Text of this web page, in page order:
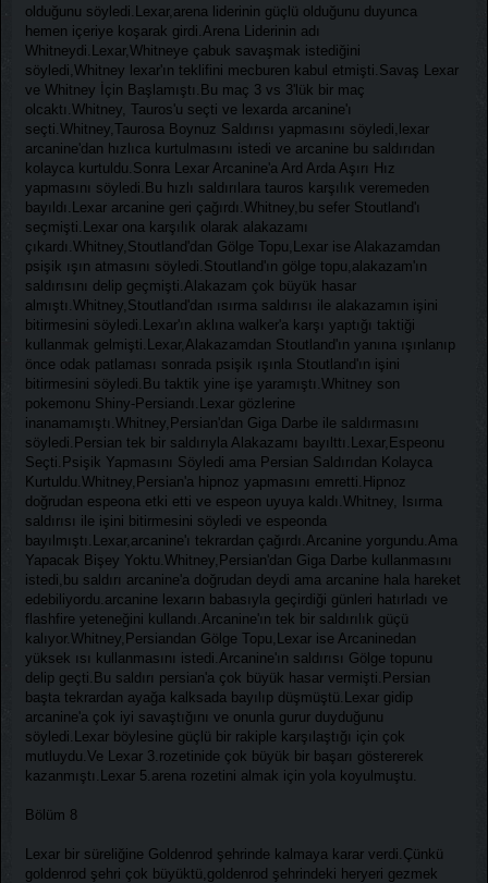
olduğunu söyledi.Lexar,arena liderinin güçlü olduğunu duyunca
hemen içeriye koşarak girdi.Arena Liderinin adı
Whitneydi.Lexar,Whitneye çabuk savaşmak istediğini
söyledi,Whitney lexar'ın teklifini mecburen kabul etmişti.Savaş Lexar
ve Whitney İçin Başlamıştı.Bu maç 3 vs 3'lük bir maç
olcaktı.Whitney, Tauros'u seçti ve lexarda arcanine'ı
seçti.Whitney,Taurosa Boynuz Saldırısı yapmasını söyledi,lexar
arcanine'dan hızlıca kurtulmasını istedi ve arcanine bu saldırıdan
kolayca kurtuldu.Sonra Lexar Arcanine'a Ard Arda Aşırı Hız
yapmasını söyledi.Bu hızlı saldırılara tauros karşılık veremeden
bayıldı.Lexar arcanine geri çağırdı.Whitney,bu sefer Stoutland'ı
seçmişti.Lexar ona karşılık olarak alakazamı
çıkardı.Whitney,Stoutland'dan Gölge Topu,Lexar ise Alakazamdan
psişik ışın atmasını söyledi.Stoutland'ın gölge topu,alakazam'ın
saldırısını delip geçmişti.Alakazam çok büyük hasar
almıştı.Whitney,Stoutland'dan ısırma saldırısı ile alakazamın işini
bitirmesini söyledi.Lexar'ın aklına walker'a karşı yaptığı taktiği
kullanmak gelmişti.Lexar,Alakazamdan Stoutland'ın yanına ışınlanıp
önce odak patlaması sonrada psişik ışınla Stoutland'ın işini
bitirmesini söyledi.Bu taktik yine işe yaramıştı.Whitney son
pokemonu Shiny-Persiandı.Lexar gözlerine
inanamamıştı.Whitney,Persian'dan Giga Darbe ile saldırmasını
söyledi.Persian tek bir saldırıyla Alakazamı bayılttı.Lexar,Espeonu
Seçti.Psişik Yapmasını Söyledi ama Persian Saldırıdan Kolayca
Kurtuldu.Whitney,Persian'a hipnoz yapmasını emretti.Hipnoz
doğrudan espeona etki etti ve espeon uyuya kaldı.Whitney, Isırma
saldırısı ile işini bitirmesini söyledi ve espeonda
bayılmıştı.Lexar,arcanine'ı tekrardan çağırdı.Arcanine yorgundu.Ama
Yapacak Bişey Yoktu.Whitney,Persian'dan Giga Darbe kullanmasını
istedi,bu saldırı arcanine'a doğrudan deydi ama arcanine hala hareket
edebiliyordu.arcanine lexarın babasıyla geçirdiği günleri hatırladı ve
flashfire yeteneğini kullandı.Arcanine'ın tek bir saldırılık güçü
kalıyor.Whitney,Persiandan Gölge Topu,Lexar ise Arcaninedan
yüksek ısı kullanmasını istedi.Arcanine'ın saldırısı Gölge topunu
delip geçti.Bu saldırı persian'a çok büyük hasar vermişti.Persian
başta tekrardan ayağa kalksada bayılıp düşmüştü.Lexar gidip
arcanine'a çok iyi savaştığını ve onunla gurur duyduğunu
söyledi.Lexar böylesine güçlü bir rakiple karşılaştığı için çok
mutluydu.Ve Lexar 3.rozetinide çok büyük bir başarı göstererek
kazanmıştı.Lexar 5.arena rozetini almak için yola koyulmuştu.
Bölüm 8
Lexar bir süreliğine Goldenrod şehrinde kalmaya karar verdi.Çünkü
goldenrod şehri çok büyüktü,goldenrod şehrindeki heryeri gezmek